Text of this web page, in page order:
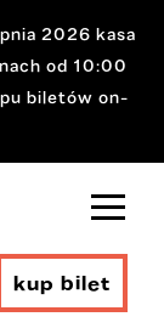
2026 kasa
od 10:00
biletów on-
kup bilet